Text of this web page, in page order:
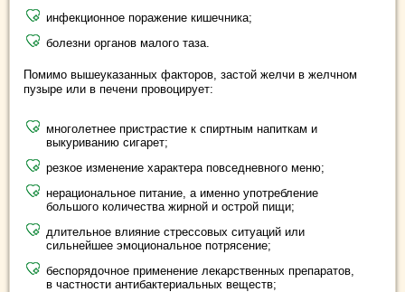
инфекционное поражение кишечника;
болезни органов малого таза.
Помимо вышеуказанных факторов, застой желчи в желчном
пузыре или в печени провоцирует:
многолетнее пристрастие к спиртным напиткам и
выкуриванию сигарет;
резкое изменение характера повседневного меню;
нерациональное питание, а именно употребление
большого количества жирной и острой пищи;
длительное влияние стрессовых ситуаций или
сильнейшее эмоциональное потрясение;
беспорядочное применение лекарственных препаратов,
в частности антибактериальных веществ;